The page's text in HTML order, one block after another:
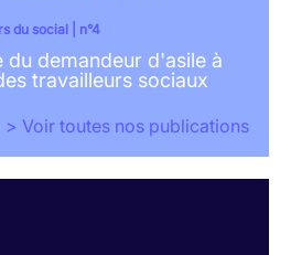
du social | n°4
du demandeur d'asile à
travailleurs sociaux
> Voir toutes nos publications